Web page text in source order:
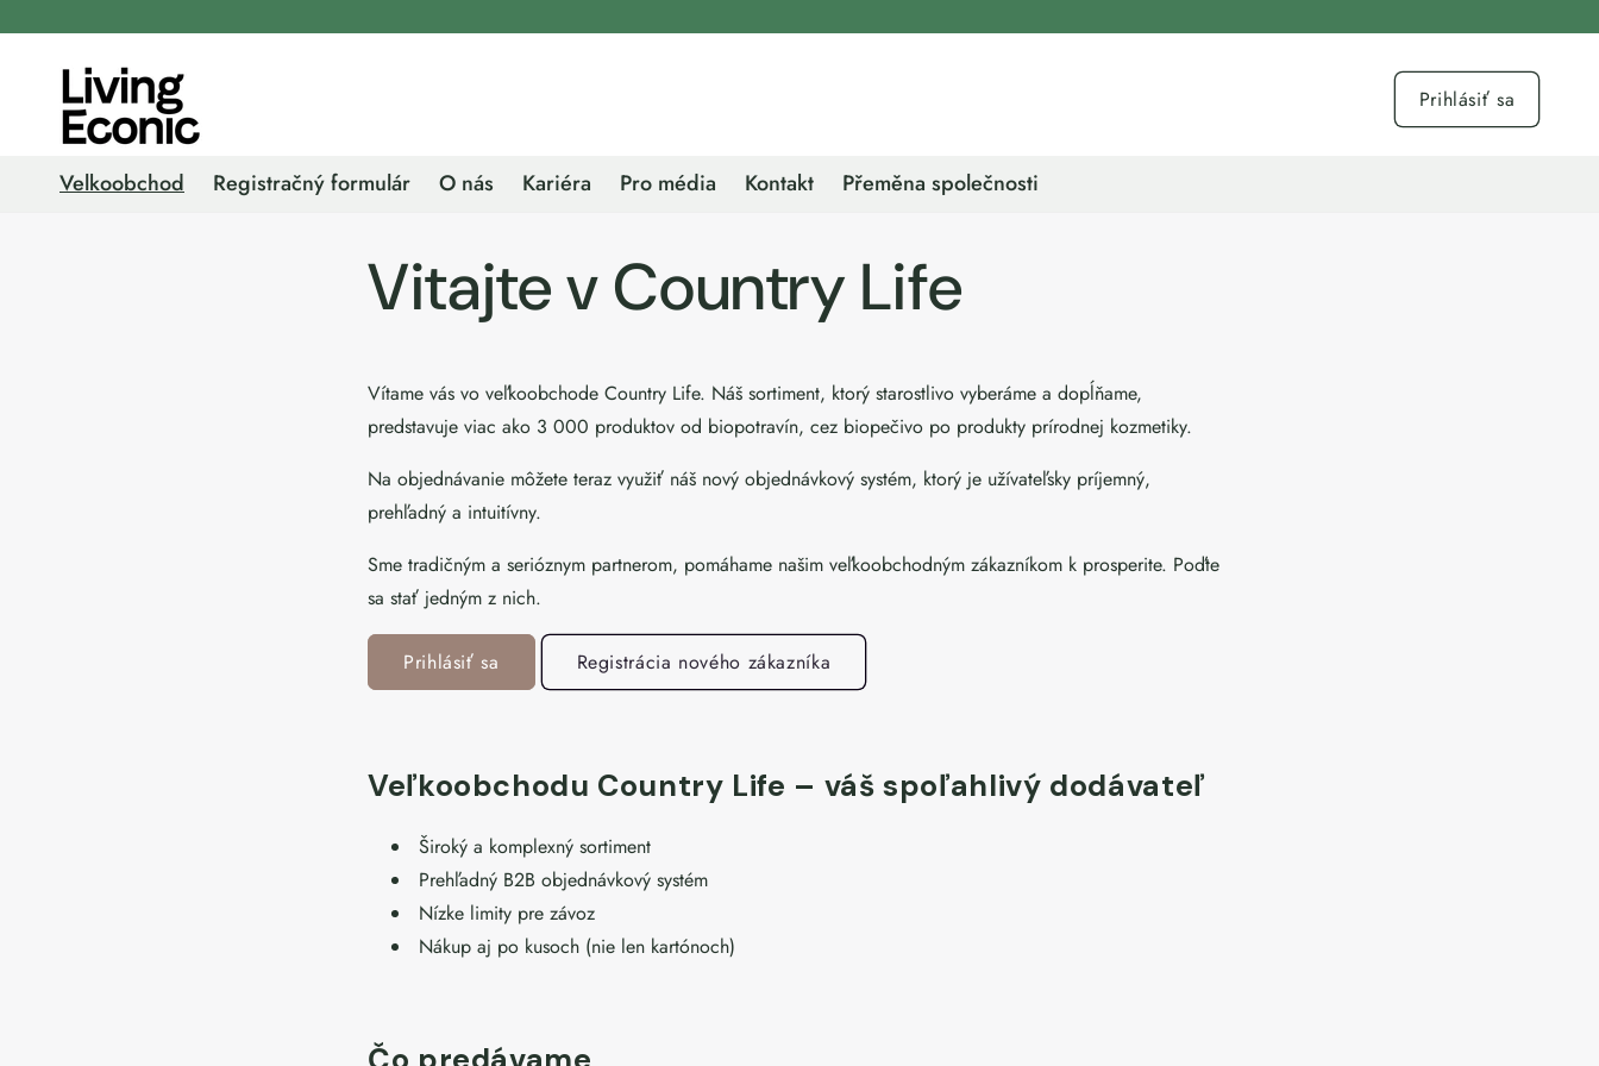
Velkoobchod Registračný formulár O nás Kariéra Pro média Kontakt Přeměna společnosti
Prihlásiť sa
Vitajte v Country Life
Vítame vás vo veľkoobchode Country Life. Náš sortiment, ktorý starostlivo vyberáme a dopĺňame,
predstavuje viac ako 3 000 produktov od biopotravín, cez biopečivo po produkty prírodnej kozmetiky.
Na objednávanie môžete teraz využiť náš nový objednávkový systém, ktorý je užívateľsky príjemný,
prehľadný a intuitívny.
Sme tradičným a serióznym partnerom, pomáhame našim veľkoobchodným zákazníkom k prosperite. Poďte
sa stať jedným z nich.
Prihlásiť sa Registrácia nového zákazníka
Veľkoobchodu Country Life – váš spoľahlivý dodávateľ
Široký a komplexný sortiment
Prehľadný B2B objednávkový systém
Nízke limity pre závoz
Nákup aj po kusoch (nie len kartónoch)